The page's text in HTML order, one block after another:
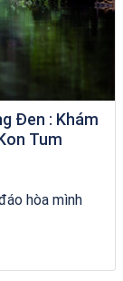
Đen : Khám
Tum
hòa mình